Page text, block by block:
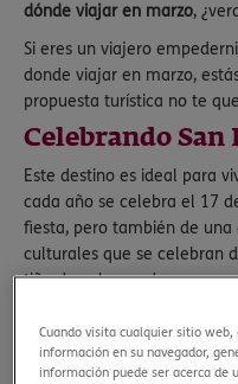
dónde viajar en marzo,
Si eres un viajero
donde viajar en marzo,
propuesta turística no te
Celebrando
Este destino es ideal para
cada año se celebra el 17
fiesta, pero también de
culturales que se celebran
tiñe de color verde en
Temple Bar es una
vida:cerveza, platos
Cuando visita cualquier sitio
información en su navegador,
información puede ser acerca de